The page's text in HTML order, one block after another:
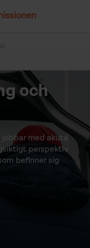
och
med akuta
perspektiv
befinner sig